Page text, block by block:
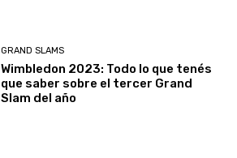
GRAND SLAMS
Wimbledon 2023: Todo lo que tenés
que saber sobre el tercer Grand
Slam del año